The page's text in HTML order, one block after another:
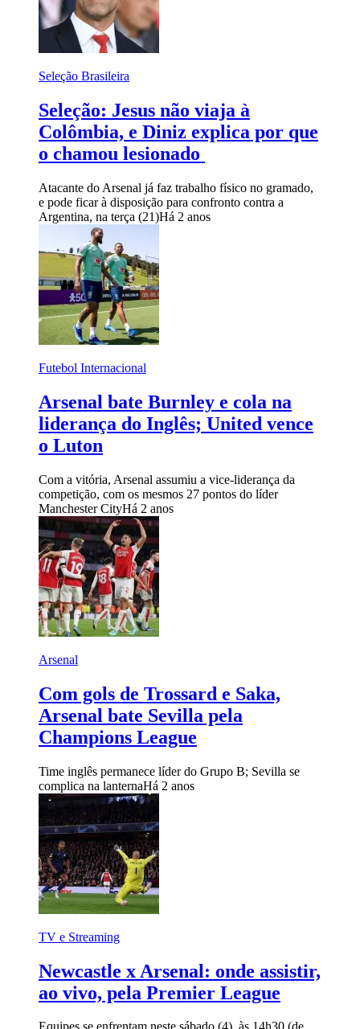
Seleção Brasileira
Seleção: Jesus não viaja à
Colômbia, e Diniz explica por que
o chamou lesionado
Atacante do Arsenal já faz trabalho físico no gramado,
e pode ficar à disposição para confronto contra a
Argentina, na terça (21)Há 2 anos
Futebol Internacional
Arsenal bate Burnley e cola na
liderança do Inglês; United vence
o Luton
Com a vitória, Arsenal assumiu a vice-liderança da
competição, com os mesmos 27 pontos do líder
Manchester CityHá 2 anos
Arsenal
Com gols de Trossard e Saka,
Arsenal bate Sevilla pela
Champions League
Time inglês permanece líder do Grupo B; Sevilla se
complica na lanternaHá 2 anos
TV e Streaming
Newcastle x Arsenal: onde assistir,
ao vivo, pela Premier League